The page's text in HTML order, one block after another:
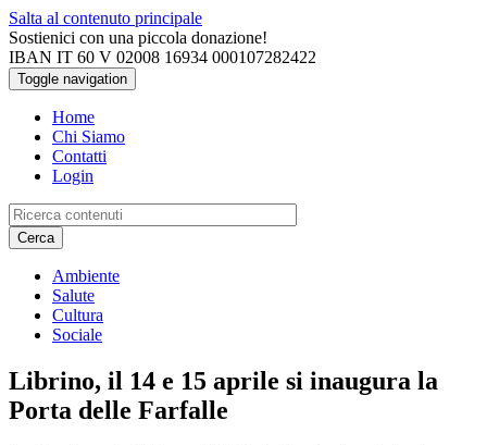
Salta al contenuto principale
Sostienici con una piccola donazione!
IBAN IT 60 V 02008 16934 000107282422
Toggle navigation
Home
Chi Siamo
Contatti
Login
Cerca
Ambiente
Salute
Cultura
Sociale
Librino, il 14 e 15 aprile si inaugura la
Porta delle Farfalle